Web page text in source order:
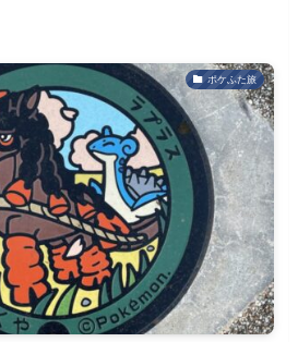
ポケふた旅